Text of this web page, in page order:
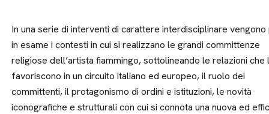
In una serie di interventi di carattere interdisciplinare
in esame i contesti in cui si realizzano le grandi committenze
religiose dell’artista fiammingo, sottolineando le relazioni che
favoriscono in un circuito italiano ed europeo, il ruolo dei
committenti, il protagonismo di ordini e istituzioni, le novità
iconografiche e strutturali con cui si connota una nuova ed